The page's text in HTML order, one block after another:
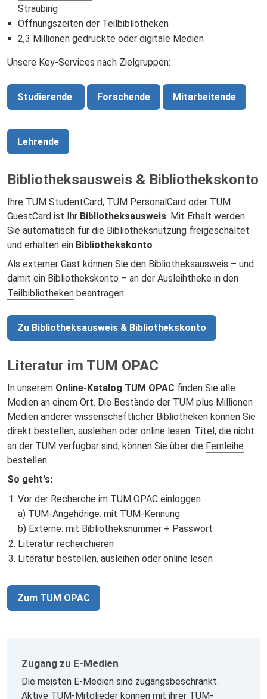
Straubing
Öffnungszeitender Teilbibliotheken
2,3 Millionen gedruckte oder digitale Medien
Unsere Key-Services nach Zielgruppen:
Studierende Forschende Mitarbeitende
Lehrende
Bibliotheksausweis & Bibliothekskonto
Ihre TUM StudentCard, TUM PersonalCard oder TUM
GuestCard ist Ihr Bibliotheksausweis. Mit Erhalt werden
Sie automatisch für die Bibliotheksnutzung freigeschaltet
und erhalten ein Bibliothekskonto.
Als externer Gast können Sie den Bibliotheksausweis – und
damit ein Bibliothekskonto – an der Ausleihtheke in den
Teilbibliotheken beantragen.
Zu Bibliotheksausweis & Bibliothekskonto
Literatur im TUM OPAC
In unserem Online-Katalog TUM OPAC finden Sie alle
Medien an einem Ort. Die Bestände der TUM plus Millionen
Medien anderer wissenschaftlicher Bibliotheken können Sie
direkt bestellen, ausleihen oder online lesen. Titel, die nicht
an der TUM verfügbar sind, können Sie über die Fernleihe
bestellen.
So geht's:
Vor der Recherche im TUM OPAC einloggen
a) TUM-Angehörige: mit TUM-Kennung
b) Externe: mit Bibliotheksnummer + Passwort
Literatur recherchieren
Literatur bestellen, ausleihen oder online lesen
Zum TUM OPAC
Zugang zu E-Medien
Die meisten E-Medien sind zugangsbeschränkt.
Aktive TUM-Mitglieder können mit ihrer TUM-